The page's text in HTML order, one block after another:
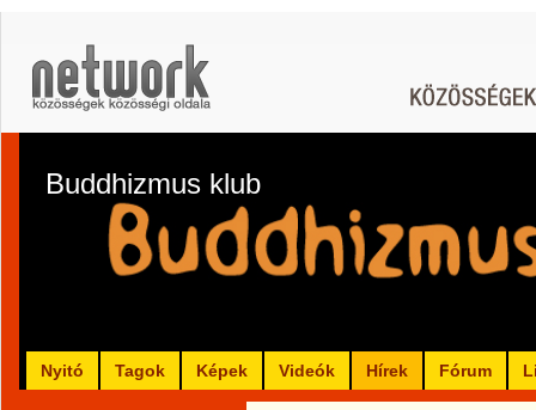
Buddhizmus klub
Nyitó Tagok Képek Videók Hírek Fórum